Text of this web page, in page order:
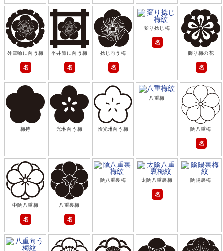
外雪輪に向う梅
名
平井筒に向う梅
名
捻じ向う梅
名
変り捻じ梅
名
飾り梅の花
名
梅持 光琳向う梅 陰光琳向う梅
八重梅
陰八重梅
名
中陰八重梅
名
八重裏梅
名
陰八重裏梅 太陰八重裏梅
名
陰陽裏梅